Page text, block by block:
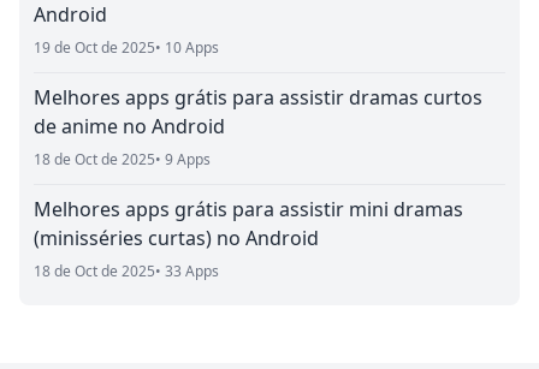
Android
19 de Oct de 2025• 10 Apps
Melhores apps grátis para assistir dramas curtos
de anime no Android
18 de Oct de 2025• 9 Apps
Melhores apps grátis para assistir mini dramas
(minisséries curtas) no Android
18 de Oct de 2025• 33 Apps